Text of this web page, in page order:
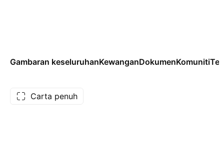
Gambaran keseluruhanKewanganDokumenKomuniti
Carta penuh